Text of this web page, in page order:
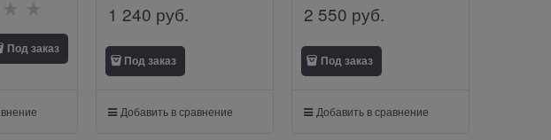
Под заказ
1 240 руб.
Под заказ
Добавить в сравнение
2 550 руб.
Под заказ
Добавить в сравнение